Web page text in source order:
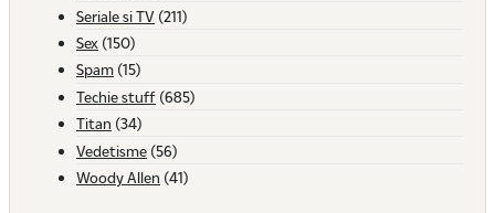
Seriale si TV (211)
Sex (150)
Spam (15)
Techie stuff (685)
Titan (34)
Vedetisme (56)
Woody Allen (41)